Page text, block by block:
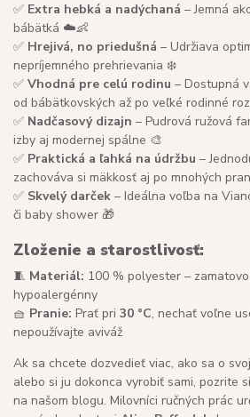
✅ Extra hebká a nadýchaná – Jemná
bábätká ☁️👶
✅ Hrejivá, no priedušná – Udržiava
nepríjemného prehrievania ❄️
✅ Vhodná pre celú rodinu – Dostupná
od bábätkovských až po veľké rodinné
✅ Nadčasový dizajn – Pudrová ružová
izby aj modernej spálne 🎨
✅ Praktická a ľahká na údržbu –
zachováva si mäkkosť aj po mnohých
✅ Skvelý darček – Ideálna voľba na
či baby shower 🎁
Zloženie a starostlivosť:
🧵 Materiál: 100 % polyester –
hypoalergénny
🧺 Pranie: Prať pri 30 °C, nechať voľne
nepoužívajte aviváž
Ak sa chcete dozvedieť viac, ako sa o
alebo si ju dokonca vyrobiť sami, pozrite si
na našom blogu. Milovníci ručných prác